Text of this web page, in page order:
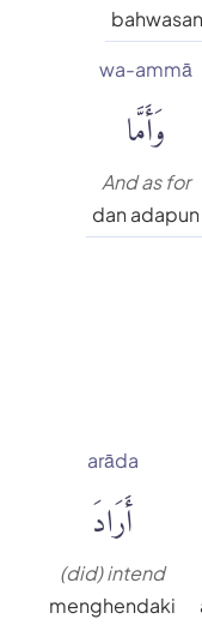
wa-ammā
وَأَمَّا
And as for
dan adapun
arāda
أَرَادَ
(did) intend
menghendaki